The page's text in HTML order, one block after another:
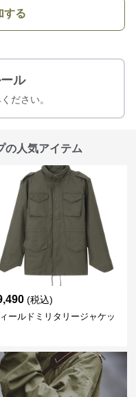
する
ル
ださい。
の人気アイテム
(税込)
ールドミリタリージャケッ